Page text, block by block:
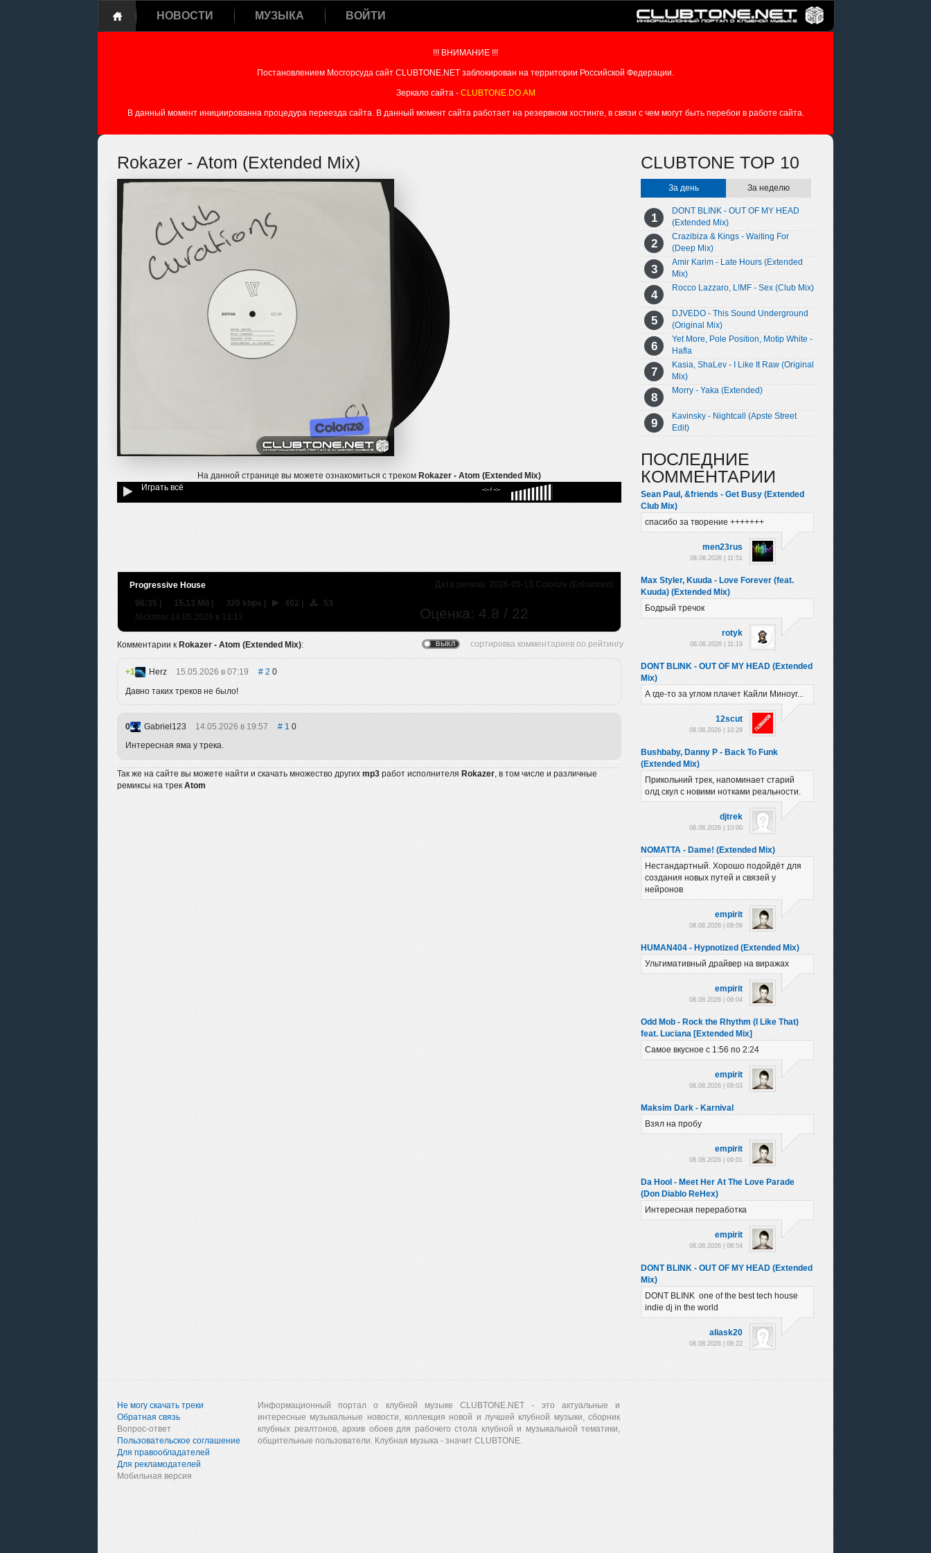
НОВОСТИ МУЗЫКА ВОЙТИ
!!! ВНИМАНИЕ !!!
Постановлением Мосгорсуда сайт CLUBTONE.NET заблокирован на территории Российской Федерации.
Зеркало сайта - CLUBTONE.DO.AM
В данный момент инициированна процедура переезда сайта. В данный момент сайта работает на резервном хостинге, в связи с чем могут быть перебои в работе сайта.
Rokazer - Atom (Extended Mix)
На данной странице вы можете ознакомиться с треком Rokazer - Atom (Extended Mix)
Играть всё
--:-- / --:--
Дата релиза: 2026-05-13 Colorize (Enhanced)
Progressive House
Оценка: 4.8 / 22
06:35 | 15.13 Мб | 320 kbps | 402 |
53
Nicksher 14.05.2026 в 13:13
Комментарии к Rokazer - Atom (Extended Mix):
1 Herz 15.05.2026 в 07:19 2 0
Давно таких треков не было!
0 Gabriel123 14.05.2026 в 19:57 1 0
Интересная яма у трека.
Так же на сайте вы можете найти и скачать множество других mp3 работ исполнителя Rokazer , в том числе и различные
ремиксы на трек Atom
CLUBTONE TOP 10
За день За неделю
DONT BLINK - OUT OF MY HEAD
(Extended Mix)
Crazibiza & Kings - Waiting For
(Deep Mix)
Amir Karim - Late Hours (Extended
Mix)
Rocco Lazzaro, L!MF - Sex (Club Mix)
DJVEDO - This Sound Underground
(Original Mix)
Yet More, Pole Position, Motip White -
Hafla
Kasia, ShaLev - I Like It Raw (Original
Mix)
Morry - Yaka (Extended)
Kavinsky - Nightcall (Apste Street
Edit)
ПОСЛЕДНИЕ
КОММЕНТАРИИ
Sean Paul, &friends - Get Busy (Extended
Club Mix)
спасибо за творение +++++++
men23rus
08.08.2026 | 11:51
Max Styler, Kuuda - Love Forever (feat.
Kuuda) (Extended Mix)
Бодрый тречок
rotyk
08.08.2026 | 11:19
DONT BLINK - OUT OF MY HEAD (Extended
Mix)
А где-то за углом плачет Кайли Миноуг...
12scut
08.08.2026 | 10:28
Bushbaby, Danny P - Back To Funk
(Extended Mix)
Прикольний трек, напоминает старий
олд скул с новими нотками реальности.
djtrek
08.08.2026 | 10:00
NOMATTA - Dame! (Extended Mix)
Нестандартный. Хорошо подойдёт для
создания новых путей и связей у
нейронов
empirit
08.08.2026 | 09:09
HUMAN404 - Hypnotized (Extended Mix)
Ультимативный драйвер на виражах
empirit
08.08.2026 | 09:04
Odd Mob - Rock the Rhythm (I Like That)
feat. Luciana [Extended Mix]
Самое вкусное с 1:56 по 2:24
empirit
08.08.2026 | 09:03
Maksim Dark - Karnival
Взял на пробу
empirit
08.08.2026 | 09:01
Da Hool - Meet Her At The Love Parade
(Don Diablo ReHex)
Интересная переработка
empirit
08.08.2026 | 08:54
DONT BLINK - OUT OF MY HEAD (Extended
Mix)
DONT BLINK one of the best tech house
indie dj in the world
aliask20
08.08.2026 | 08:22
Не могу скачать треки
Обратная связь
Вопрос-ответ
Пользовательское соглашение
Для правообладателей
Для рекламодателей
Мобильная версия
Информационный портал о клубной музыке CLUBTONE.NET - это актуальные и
интересные музыкальные новости, коллекция новой и лучшей клубной музыки, сборник
клубных реалтонов, архив обоев для рабочего стола клубной и музыкальной тематики,
общительные пользователи. Клубная музыка - значит CLUBTONE.